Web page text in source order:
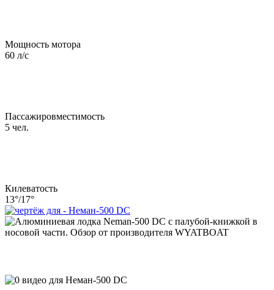
Мощность мотора
60 л/с
Пассажировместимость
5 чел.
Килеватость
13°/17°